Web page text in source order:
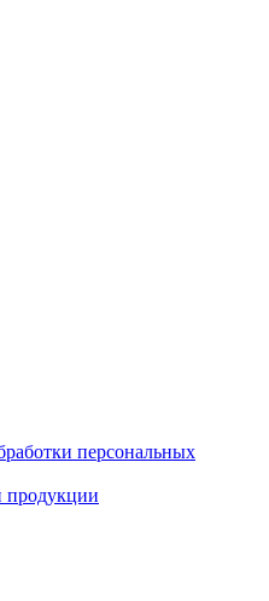
персональных
продукции